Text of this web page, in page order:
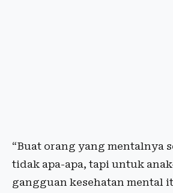
“Buat orang yang mentalnya
tidak apa-apa, tapi untuk
gangguan kesehatan mental